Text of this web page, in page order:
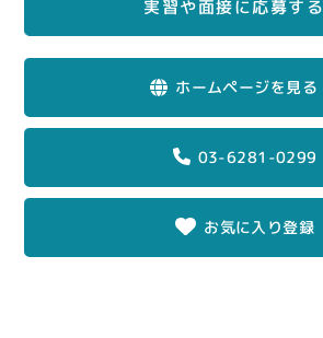
実習や面接に応募する
ホームページを見る
03-6281-0299
お気に入り登録